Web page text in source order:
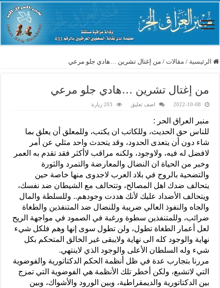
الرئيسية / مقالات / من إغتال تشرين …هادي جلو مرعي
من إغتال تشرين …هادي جلو مرعي
2022-10-08 اضف تعليق 203 زيارة
منبر العراق الحر :
للناس حق الحديث، وللكاتب ان يكتب، وللمعلق أن يعلق بما
شاء دون أن يتعدى الحدود، وقد يتحدث واحد مثلي عن أمر
لافضل له فيه، ولاوجود، ولكنه مراقب لاأكثر فقد تقدم به العمر
وخبر من الحياة ان النضال والمعارضة والتمرد والثورة
والتضحية بالروح في بلاد العرب لاجدوى منها خاصة حين
يتحالف ضدك اهل المصالح، وتتحالف مع الشيطان ضد نفسك،
ويتحالف الأضداد عليك لأنك هددت وجودهم.. وللسلطة والمال
والجاه والنفوذ العالي ضريبة وللنضال ضد المتنفذين والطغاة
ضرائب، وللمتنفذين سطوة ورغبة في الصمود في مواجهة الريح
لعل أعمار الطغاة تطول، ولن تطول سوى إنها وهم فلكل شيء
نهاية والوجود كله الى نهاية ولايبقى غير الخالق المتحكم بكل
شيء وله السلطان الأعلى والوجود الذي لاينتهي.
مررنا بتجارب عدة في ظل أنظمة الحكم الدكتاتورية والفوضوية
التي لاتشبع، ولكن أخطر تلك الأنظمة هي الفوضوية التي تمزج
بين الدكتاتورية والديمقراطية، وبين الورود والأشواك، وبين